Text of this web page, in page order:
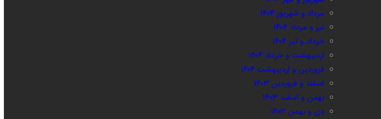
مرداد و شهریور ۱۴۰۴
تیر و مرداد ۱۴۰۴
خرداد و تیر ۱۴۰۴
اردیبهشت و خرداد ۱۴۰۴
فروردین و اردیبهشت ۱۴۰۴
اسفند و فروردین ۱۴۰۳
بهمن و اسفند ۱۴۰۳
دی و بهمن ۱۴۰۳